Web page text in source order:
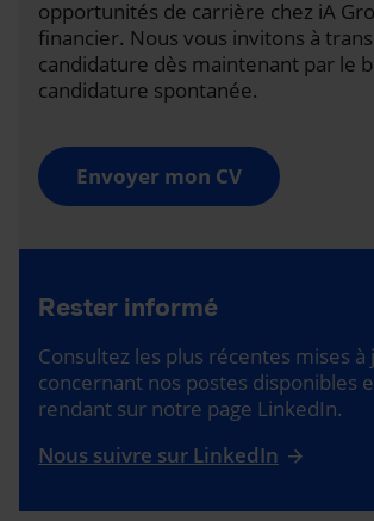
opportunités de carrière chez iA
financier. Nous vous invitons à
candidature dès maintenant par le
candidature spontanée.
Envoyer mon CV
Rester informé
Consultez les plus récentes mises à
concernant nos postes disponibles
rendant sur notre page LinkedIn.
Nous suivre sur LinkedIn